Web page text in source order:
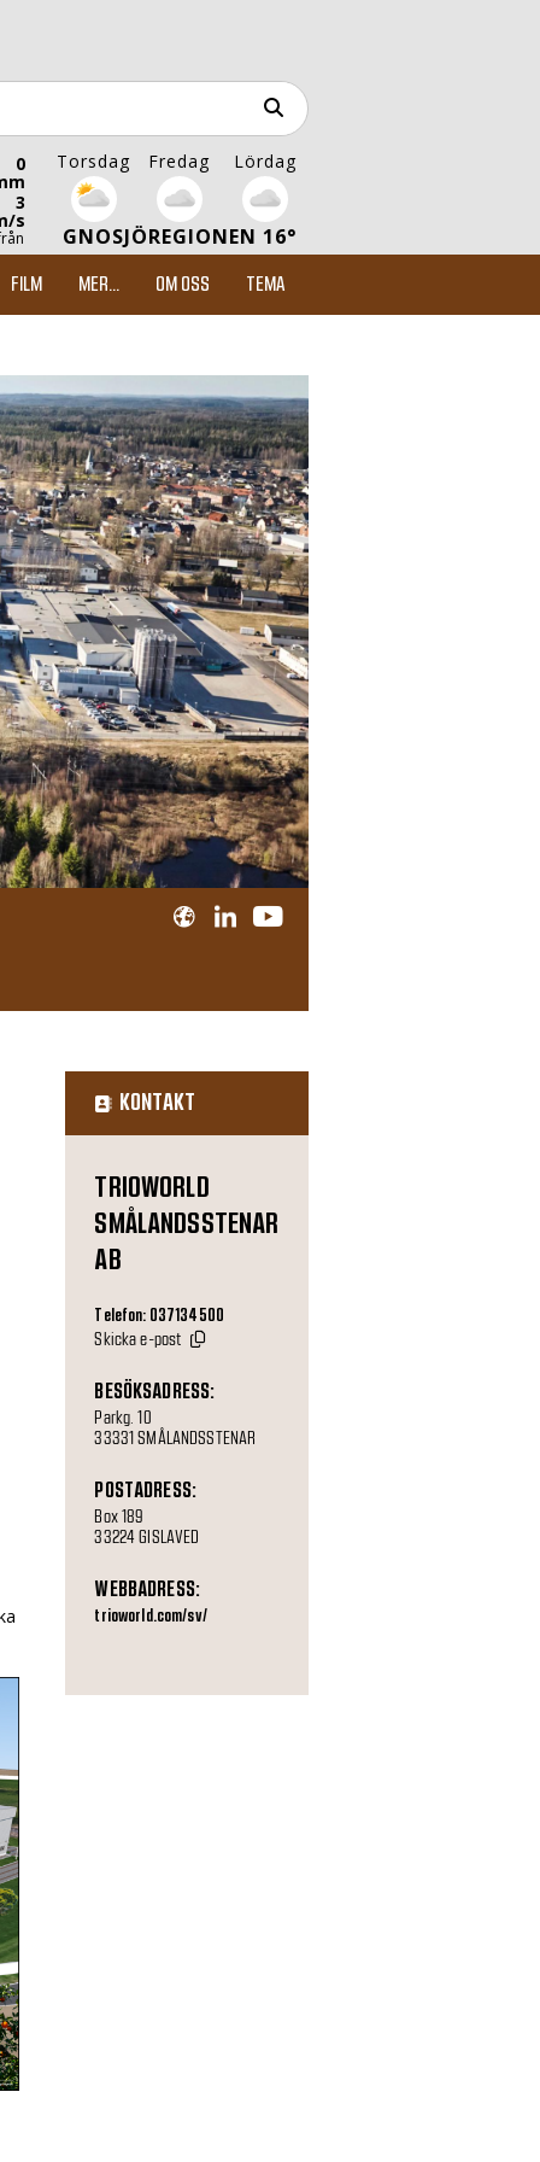
0
3
s
Torsdag Fredag Lördag
GNOSJÖREGIONEN 16°
FILM MER... OM OSS TEMA
KONTAKT
TRIOWORLD
SMÅLANDSSTENAR
AB
Telefon: 037134500
Skicka e-post
BESÖKSADRESS:
Parkg. 10
33331 SMÅLANDSSTENAR
POSTADRESS:
Box 189
33224 GISLAVED
WEBBADRESS:
trioworld.com/sv/